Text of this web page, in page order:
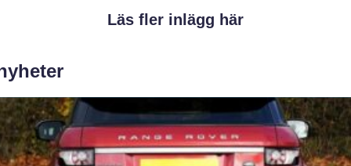
Läs fler inlägg här